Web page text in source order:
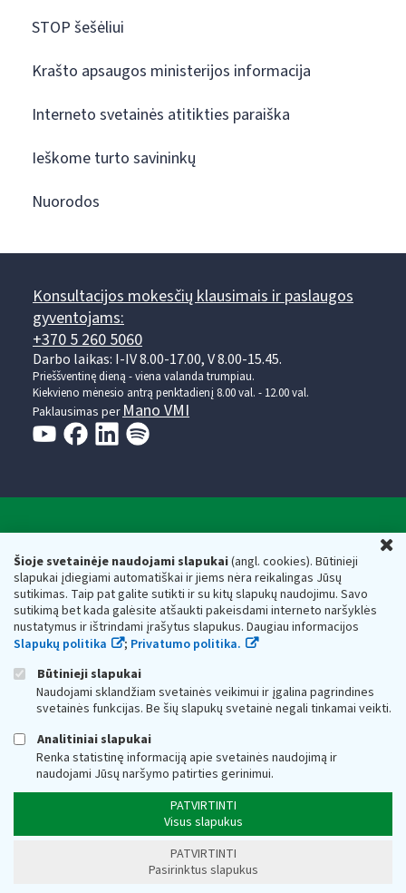
Šioje svetainėje naudojami slapukai(angl. cookies). Būtinieji
slapukai įdiegiami automatiškai ir jiems nėra reikalingas Jūsų
sutikimas. Taip pat galite sutikti ir su kitų slapukų naudojimu. Savo
sutikimą bet kada galėsite atšaukti pakeisdami interneto naršyklės
nustatymus ir ištrindami įrašytus slapukus. Daugiau informacijos
Slapukų politika
; Privatumo politika.
Būtinieji slapukai
Naudojami sklandžiam svetainės veikimui ir įgalina pagrindines
svetainės funkcijas. Be šių slapukų svetainė negali tinkamai veikti.
Analitiniai slapukai
Renka statistinę informaciją apie svetainės naudojimą ir
naudojami Jūsų naršymo patirties gerinimui.
PATVIRTINTI
Visus slapukus
PATVIRTINTI
Pasirinktus slapukus
STOP šešėliui
Krašto apsaugos ministerijos informacija
Interneto svetainės atitikties paraiška
Ieškome turto savininkų
Nuorodos
Konsultacijos mokesčių klausimais ir paslaugos
gyventojams:
+370 5 260 5060
Darbo laikas: I-IV 8.00-17.00, V 8.00-15.45.
Prieššventinę dieną - viena valanda trumpiau.
Kiekvieno mėnesio antrą penktadienį 8.00 val. - 12.00 val.
Paklausimas per Mano VMI
Respublikos finansų ministerijos
Biudžetinė įstaiga. Juridinio asmens kodas — 188659752,
adresas: Vasario 16-osios g. 14, 01107 Vilnius, Lietuva, el.paštas:
vmi@vmi.lt, E. pristatymo dėžutės adresas 188659752
Duomenys apie Valstybinę mokesčių inspekciją prie Lietuvos
Respublikos finansų ministerijos kaupiami ir saugomi Juridinių